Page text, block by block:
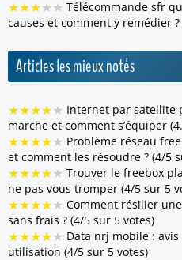
★★★★★ Télécommande sfr
causes et comment y remédier ?
Articles les mieux notés
★★★★★ Internet par satellite
marche et comment s’équiper
★★★★★ Problème réseau
et comment les résoudre ? (4/5
★★★★★ Trouver le freebox
ne pas vous tromper (4/5 sur 5
★★★★★ Comment résilier
sans frais ? (4/5 sur 5 votes)
★★★★★ Data nrj mobile :
utilisation (4/5 sur 5 votes)